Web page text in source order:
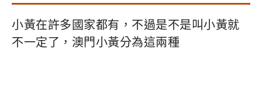
小黃在許多國家都有，不過是不是叫小黃就
不一定了，澳門小黃分為這兩種